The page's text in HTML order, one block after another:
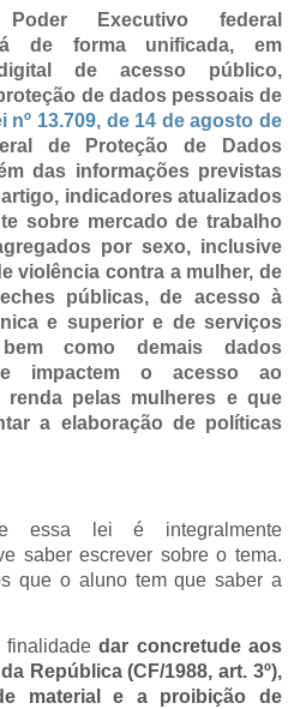
Executivo federal
de forma unificada, em
de acesso público,
de dados pessoais de
nº 13.709, de 14 de agosto de
de Proteção de Dados
das informações previstas
artigo, indicadores atualizados
sobre mercado de trabalho
por sexo, inclusive
violência contra a mulher, de
públicas, de acesso à
e superior e de serviços
como demais dados
impactem o acesso ao
renda pelas mulheres e que
a elaboração de políticas
essa lei é integralmente
saber escrever sobre o tema.
que o aluno tem que saber a
dar concretude aos
República (CF/1988, art. 3º),
material e a proibição de